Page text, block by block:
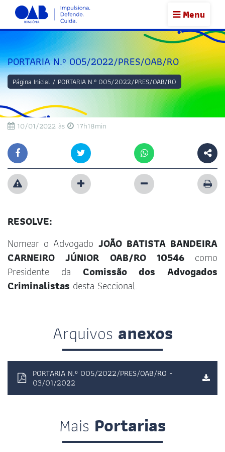
Menu
PORTARIA N.º 005/2022/PRES/OAB/RO
Página Inicial / PORTARIA N.º 005/2022/PRES/OAB/RO
10/01/2022 às 17h18min
RESOLVE:
Nomear o Advogado JOÃO BATISTA BANDEIRA
CARNEIRO JÚNIOR OAB/RO 10546como
Presidente da Comissão dos Advogados
Criminalistas desta Seccional.
Arquivos anexos
PORTARIA N.º 005/2022/PRES/OAB/RO -
03/01/2022
Mais Portarias